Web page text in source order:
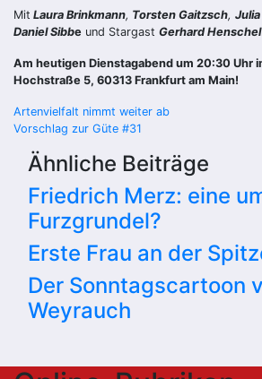
Mit Laura Brinkmann, Torsten Gaitzsch,
Daniel Sibbe und Stargast Gerhard Henschel
Am heutigen Dienstagabend um 20:30 Uhr
Hochstraße 5, 60313 Frankfurt am Main!
Beitragsnavigation
Artenvielfalt nimmt weiter ab
Vorschlag zur Güte #31
Ähnliche Beiträge
Friedrich Merz: eine
Furzgrundel?
Erste Frau an der
Der Sonntagscartoon
Weyrauch